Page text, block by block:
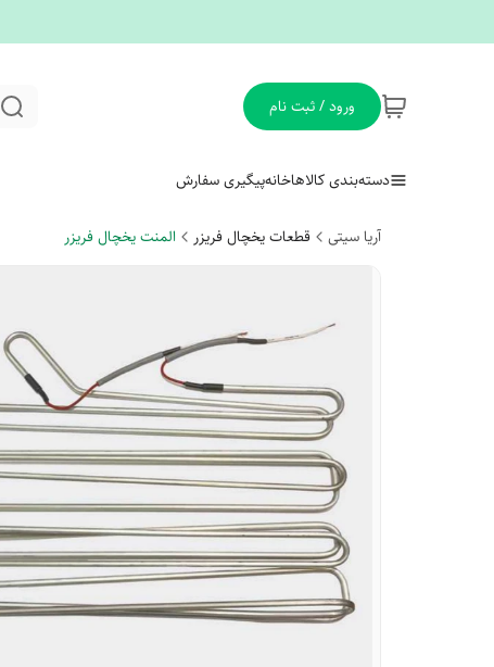
ورود / ثبت نام
دسته‌بندی کالاهاخانهپیگیری سفارش
آریا سیتی قطعات یخچال فریزر المنت یخچال فریزر